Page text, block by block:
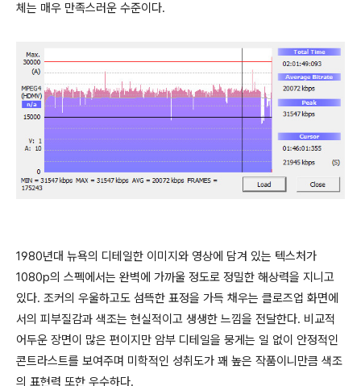
체는 매우 만족스러운 수준이다.
1980년대 뉴욕의 디테일한 이미지와 영상에 담겨 있는 텍스처가
1080p의 스펙에서는 완벽에 가까울 정도로 정밀한 해상력을 지니고
있다. 조커의 우울하고도 섬뜩한 표정을 가득 채우는 클로즈업 화면에
서의 피부질감과 색조는 현실적이고 생생한 느낌을 전달한다. 비교적
어두운 장면이 많은 편이지만 암부 디테일을 뭉게는 일 없이 안정적인
콘트라스트를 보여주며 미학적인 성취도가 꽤 높은 작품이니만큼 색조
의 표현력 또한 우수하다.